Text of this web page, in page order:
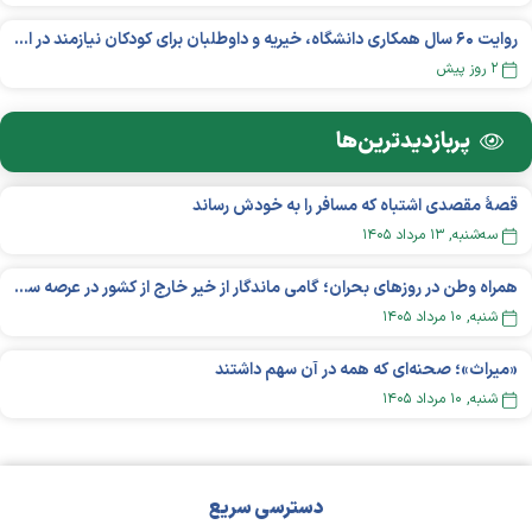
روایت ۶۰ سال همکاری دانشگاه، خیریه و داوطلبان برای کودکان نیازمند در استرالیا
۲ روز پیش
پربازدید‌ترین‌ها
قصهٔ مقصدی اشتباه که مسافر را به خودش رساند
سه‌شنبه, ۱۳ مرداد ۱۴۰۵
همراه وطن در روزهای بحران؛ گامی ماندگار از خیر خارج از کشور در عرصه سلامت
شنبه, ۱۰ مرداد ۱۴۰۵
«میراث»؛ صحنه‌ای که همه در آن سهم داشتند
شنبه, ۱۰ مرداد ۱۴۰۵
دسترسی سریع